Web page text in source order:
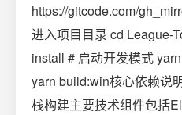
https://gitcode.com/
进入项目目录 cd League-
install # 启动开发模式
yarn build:win核心依赖说
栈构建主要技术组件包括